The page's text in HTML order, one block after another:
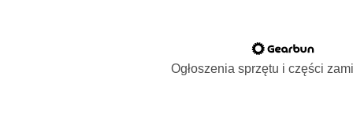
Ogłoszenia sprzętu i części